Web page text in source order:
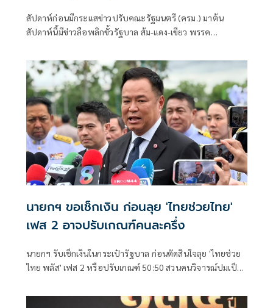
สัปดาห์ก่อนมีกระแสข่าวปรับคณะรัฐมนตรี (ครม.) มาต้น
สัปดาห์นี้มีข่าวลือพลิกขั้วรัฐบาล ส้ม-แดง-เขียว พรรค
นายกฯ ขอเช็กเงิน ก่อนลุย 'ไทยช่วยไทย'
เฟส 2 อาจปรับเกณฑ์คนละครึ่ง
นายกฯ รับเช็กเงินในกระเป๋ารัฐบาล ก่อนตัดสินใจลุย 'ไทยช่วย
ไทย พลัส' เฟส 2 หรือปรับเกณฑ์ 50:50 สวนคนวิจารณ์ปมเป็น
แข็งแรง